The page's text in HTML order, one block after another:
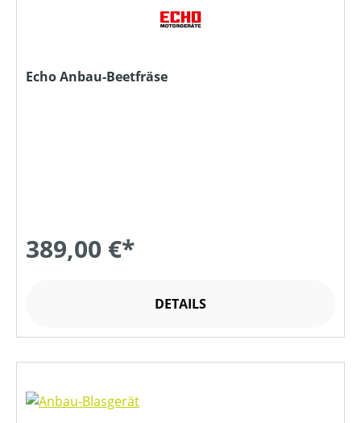
Echo Anbau-Beetfräse
389,00 €*
DETAILS